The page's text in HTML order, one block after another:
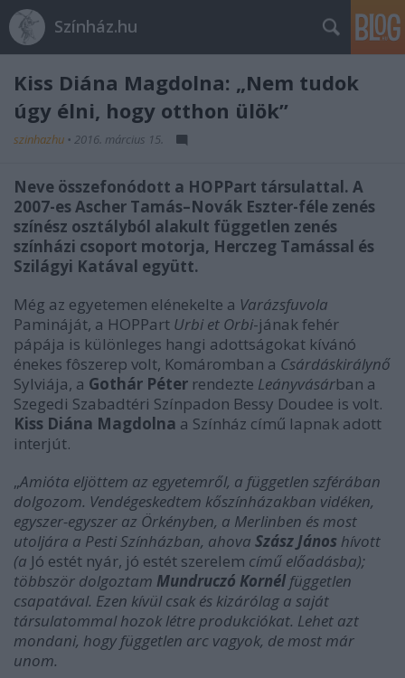
Színház.hu
Kiss Diána Magdolna: „Nem tudok
úgy élni, hogy otthon ülök”
szinhazhu • 2016. március 15.
Neve összefonódott a HOPPart társulattal. A
2007-es Ascher Tamás–Novák Eszter-féle zenés
színész osztályból alakult független zenés
színházi csoport motorja, Herczeg Tamással és
Szilágyi Katával együtt.
Még az egyetemen elénekelte a Varázsfuvola
Pamináját, a HOPPart Urbi et Orbi-jának fehér
pápája is különleges hangi adottságokat kívánó
énekes fôszerep volt, Komáromban a Csárdáskirálynő
Sylviája, a Gothár Péter rendezte Leányvásárban a
Szegedi Szabadtéri Színpadon Bessy Doudee is volt.
Kiss Diána Magdolna a Színház című lapnak adott
interjút.
„Amióta eljöttem az egyetemről, a független szférában
dolgozom. Vendégeskedtem kőszínházakban vidéken,
egyszer-egyszer az Örkényben, a Merlinben és most
utoljára a Pesti Színházban, ahova Szász János hívott
(a Jó estét nyár, jó estét szerelem című előadásba);
többször dolgoztam Mundruczó Kornél független
csapatával. Ezen kívül csak és kizárólag a saját
társulatommal hozok létre produkciókat. Lehet azt
mondani, hogy független arc vagyok, de most már
unom.